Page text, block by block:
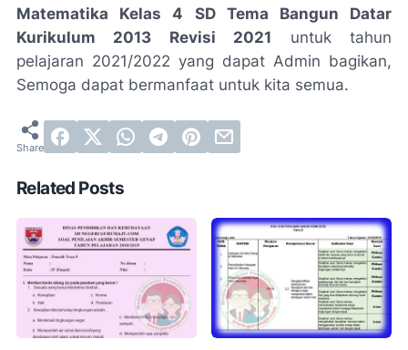
Matematika Kelas 4 SD Tema Bangun Datar
Kurikulum 2013 Revisi 2021 untuk tahun
pelajaran 2021/2022 yang dapat Admin bagikan,
Semoga dapat bermanfaat untuk kita semua.
Related Posts